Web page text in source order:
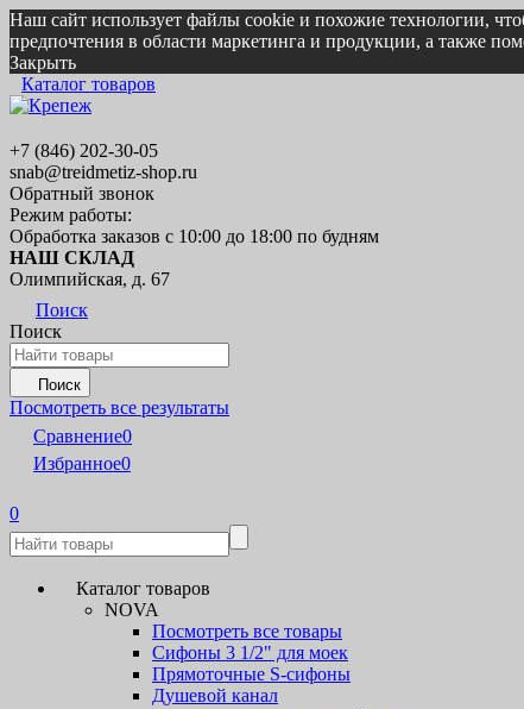
Наш сайт использует файлы cookie и похожие технологии,
предпочтения в области маркетинга и продукции, а также
Закрыть
Каталог товаров
+7 (846) 202-30-05
snab@treidmetiz-shop.ru
Обратный звонок
Режим работы:
Обработка заказов с 10:00 до 18:00 по будням
НАШ СКЛАД
Олимпийская, д. 67
Поиск
Поиск
Поиск
Посмотреть все результаты
Сравнение0
Избранное0
0
Каталог товаров
NOVA
Посмотреть все товары
Сифоны 3 1/2" для моек
Прямоточные S-сифоны
Душевой канал